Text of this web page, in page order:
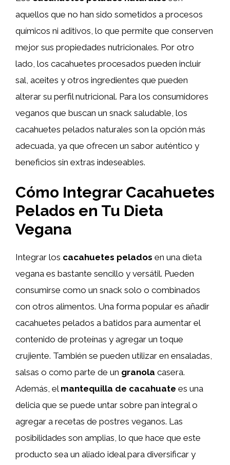
aquellos que no han sido sometidos a procesos
químicos ni aditivos, lo que permite que conserven
mejor sus propiedades nutricionales. Por otro
lado, los cacahuetes procesados pueden incluir
sal, aceites y otros ingredientes que pueden
alterar su perfil nutricional. Para los consumidores
veganos que buscan un snack saludable, los
cacahuetes pelados naturales son la opción más
adecuada, ya que ofrecen un sabor auténtico y
beneficios sin extras indeseables.
Cómo Integrar Cacahuetes
Pelados en Tu Dieta
Vegana
Integrar los cacahuetes pelados en una dieta
vegana es bastante sencillo y versátil. Pueden
consumirse como un snack solo o combinados
con otros alimentos. Una forma popular es añadir
cacahuetes pelados a batidos para aumentar el
contenido de proteínas y agregar un toque
crujiente. También se pueden utilizar en ensaladas,
salsas o como parte de un granola casera.
Además, el mantequilla de cacahuate es una
delicia que se puede untar sobre pan integral o
agregar a recetas de postres veganos. Las
posibilidades son amplias, lo que hace que este
producto sea un aliado ideal para diversificar y